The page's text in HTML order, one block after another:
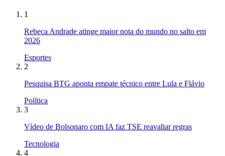
1
Rebeca Andrade atinge maior nota do mundo no salto em
2026
Esportes
2
Pesquisa BTG aponta empate técnico entre Lula e Flávio
Política
3
Vídeo de Bolsonaro com IA faz TSE reavaliar regras
Tecnologia
4